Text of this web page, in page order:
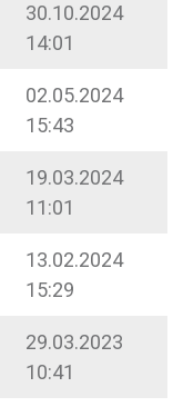
30.10.2024
14:01
02.05.2024
15:43
19.03.2024
11:01
13.02.2024
15:29
29.03.2023
10:41